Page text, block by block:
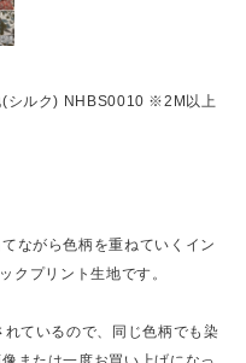
(シルク) NHBS0010 ※2M以上
ながら色柄を重ねていくイン
クプリント生地です。
ているので、同じ色柄でも染